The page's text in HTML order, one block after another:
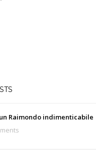
Raimondo indimenticabile